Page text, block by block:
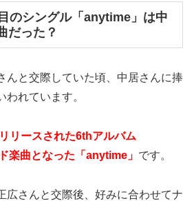
のシングル「anytime」は中
だった？
んと交際していた頃、中居さんに捧
われています。
リースされた6thアルバム
楽曲となった「anytime」 です。
広さんと交際後、好みに合わせてナ